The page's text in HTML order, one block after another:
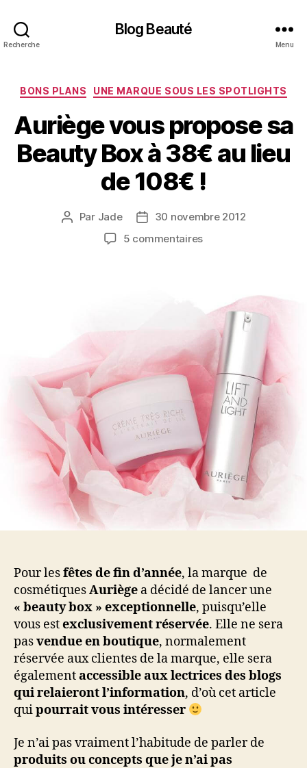
Recherche
Blog Beauté
Menu
Catégories
BONS PLANS UNE MARQUE SOUS LES SPOTLIGHTS
Auriège vous propose sa
Beauty Box à 38€ au lieu
de 108€ !
Auteur
Par Jade
Date30 novembre 2012
5 commentairessur
Beauty
38€
au
de
108€
Pour lesfêtes de fin d’année, la marque de
cosmétiquesAuriège a décidé de lancer une
« beauty box » exceptionnelle, puisqu’elle
vous estexclusivement réservée. Elle ne sera
pasvendue en boutique, normalement
réservée aux clientes de la marque, elle sera
égalementaccessible aux lectrices des blogs
qui relaieront l’information, d’où cet article
quipourrait vous intéresser
Je n’ai pas vraiment l’habitude de parler de
produits ou concepts que je n’ai pas